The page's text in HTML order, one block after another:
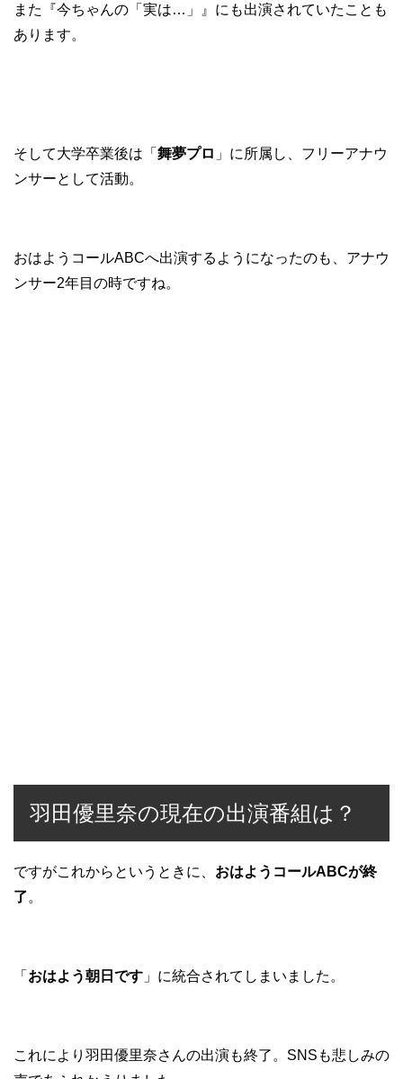
また『今ちゃんの「実は…」』にも出演されていたことも
あります。
そして大学卒業後は「 舞夢プロ 」に所属し、フリーアナウ
ンサーとして活動。
おはようコールABCへ出演するようになったのも、アナウ
ンサー2年目の時ですね。
羽田優里奈の現在の出演番組は？
ですがこれからというときに、 おはようコールABCが終
了。
「 おはよう朝日です 」に統合されてしまいました。
これにより羽田優里奈さんの出演も終了。SNSも悲しみの